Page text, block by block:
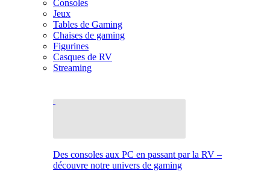
Consoles
Jeux
Tables de Gaming
Chaises de gaming
Figurines
Casques de RV
Streaming
Des consoles aux PC en passant par la RV –
découvre notre univers de gaming